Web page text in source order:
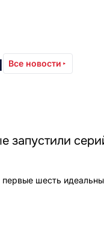
Все новости
запустили
шесть